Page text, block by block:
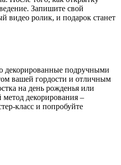
Запишите свой
видео ролик, и подарок станет
декорированные подручными
вашей гордости и отличным
на день рожденья или
декорирования –
класс и попробуйте